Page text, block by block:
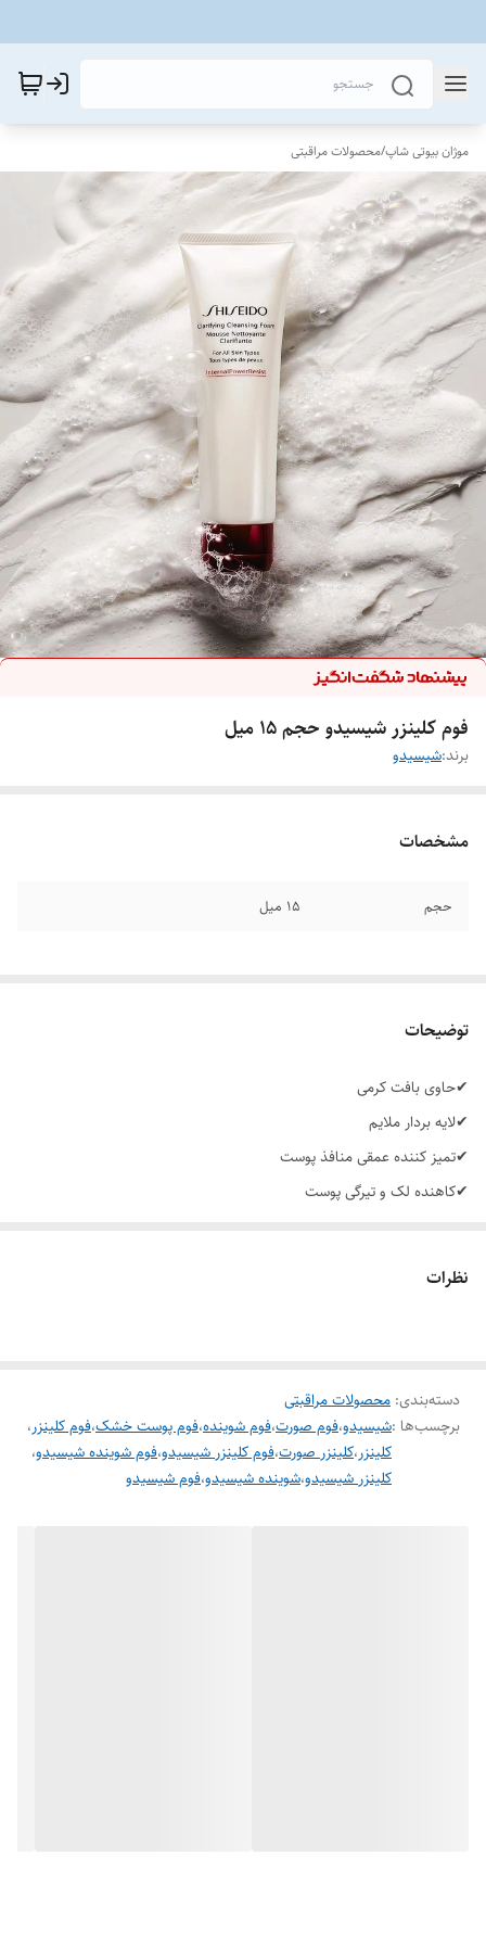
موژان بیوتی شاپ/محصولات مراقبتی
فوم کلینزر شیسیدو حجم ۱۵ میل
برند:شیسیدو
مشخصات
حجم ۱۵ میل
توضیحات
✔حاوی بافت کرمی
✔لایه بردار ملایم
✔تمیز کننده عمقی منافذ پوست
✔کاهنده لک و تیرگی پوست
✔جلوگیری از چین و چروک و پیری پوست
نظرات
دسته‌بندی: محصولات مراقبتی
برچسب‌ها :شیسیدو،فوم صورت،فوم شوینده،فوم پوست خشک،فوم کلینزر،
کلینزر،کلینزر صورت،فوم کلینزر شیسیدو،فوم شوینده شیسیدو،
کلینزر شیسیدو،شوینده شیسیدو،فوم شیسیدو